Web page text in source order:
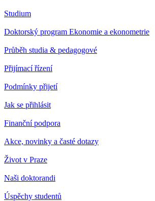
Studium
Doktorský program Ekonomie a ekonometrie
Průběh studia & pedagogové
Přijímací řízení
Podmínky přijetí
Jak se přihlásit
Finanční podpora
Akce, novinky a časté dotazy
Život v Praze
Naši doktorandi
Úspěchy studentů